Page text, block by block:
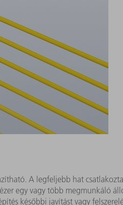
A legfeljebb hat
egy vagy több megmunkáló
későbbi javítást vagy